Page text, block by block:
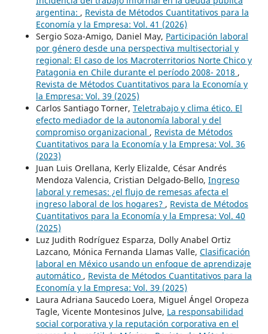
argentina: , Revista de Métodos Cuantitativos para la
Economía y la Empresa: Vol. 41 (2026)
Sergio Soza-Amigo, Daniel May, Participación laboral
por género desde una perspectiva multisectorial y
regional: El caso de los Macroterritorios Norte Chico y
Patagonia en Chile durante el período 2008- 2018 ,
Revista de Métodos Cuantitativos para la Economía y
la Empresa: Vol. 39 (2025)
Carlos Santiago Torner, Teletrabajo y clima ético. El
efecto mediador de la autonomía laboral y del
compromiso organizacional , Revista de Métodos
Cuantitativos para la Economía y la Empresa: Vol. 36
(2023)
Juan Luis Orellana, Kerly Elizalde, César Andrés
Mendoza Valencia, Cristian Delgado-Bello, Ingreso
laboral y remesas: ¿el flujo de remesas afecta el
ingreso laboral de los hogares? , Revista de Métodos
Cuantitativos para la Economía y la Empresa: Vol. 40
(2025)
Luz Judith Rodríguez Esparza, Dolly Anabel Ortiz
Lazcano, Mónica Fernanda Llamas Valle, Clasificación
laboral en México usando un enfoque de aprendizaje
automático , Revista de Métodos Cuantitativos para la
Economía y la Empresa: Vol. 39 (2025)
Laura Adriana Saucedo Loera, Miguel Ángel Oropeza
Tagle, Vicente Montesinos Julve, La responsabilidad
social corporativa y la reputación corporativa en el